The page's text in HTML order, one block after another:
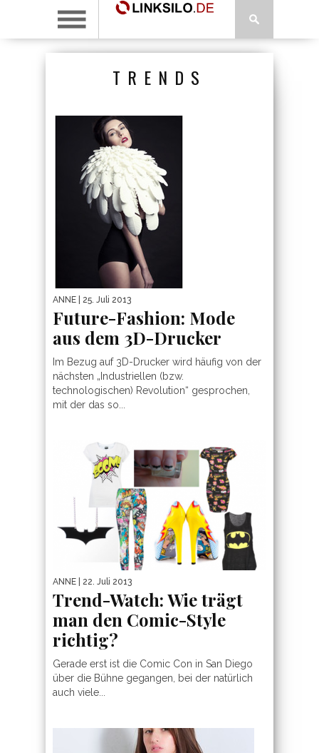
TRENDS
ANNE | 25. Juli 2013
Future-Fashion: Mode
aus dem 3D-Drucker
Im Bezug auf 3D-Drucker wird häufig von der
nächsten „Industriellen (bzw.
technologischen) Revolution“ gesprochen,
mit der das so...
ANNE | 22. Juli 2013
Trend-Watch: Wie trägt
man den Comic-Style
richtig?
Gerade erst ist die Comic Con in San Diego
über die Bühne gegangen, bei der natürlich
auch viele...